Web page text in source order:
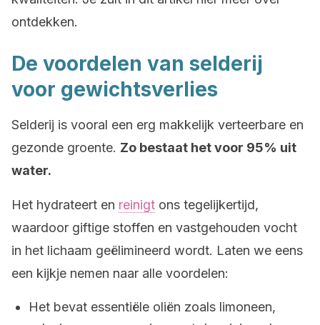
ontdekken.
De voordelen van selderij
voor gewichtsverlies
Selderij is vooral een erg makkelijk verteerbare en
gezonde groente. Zo bestaat het voor 95% uit
water.
Het hydrateert en reinigt ons tegelijkertijd,
waardoor giftige stoffen en vastgehouden vocht
in het lichaam geëlimineerd wordt. Laten we eens
een kijkje nemen naar alle voordelen:
Het bevat essentiële oliën zoals limoneen,